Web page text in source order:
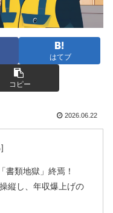
はてブ
コピー
2026.06.22
書類地獄」終焉！
縦し、年収爆上げの